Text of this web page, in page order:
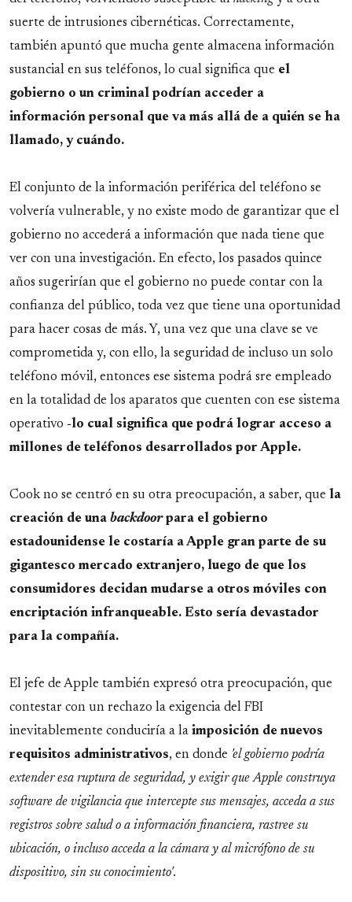
suerte de intrusiones cibernéticas. Correctamente,
también apuntó que mucha gente almacena información
sustancial en sus teléfonos, lo cual significa que el
gobierno o un criminal podrían acceder a
información personal que va más allá de a quién se ha
llamado, y cuándo.
El conjunto de la información periférica del teléfono se
volvería vulnerable, y no existe modo de garantizar que el
gobierno no accederá a información que nada tiene que
ver con una investigación. En efecto, los pasados quince
años sugerirían que el gobierno no puede contar con la
confianza del público, toda vez que tiene una oportunidad
para hacer cosas de más. Y, una vez que una clave se ve
comprometida y, con ello, la seguridad de incluso un solo
teléfono móvil, entonces ese sistema podrá sre empleado
en la totalidad de los aparatos que cuenten con ese sistema
operativo -lo cual significa que podrá lograr acceso a
millones de teléfonos desarrollados por Apple.
Cook no se centró en su otra preocupación, a saber, que la
creación de una backdoorpara el gobierno
estadounidense le costaría a Apple gran parte de su
gigantesco mercado extranjero, luego de que los
consumidores decidan mudarse a otros móviles con
encriptación infranqueable. Esto sería devastador
para la compañía.
El jefe de Apple también expresó otra preocupación, que
contestar con un rechazo la exigencia del FBI
inevitablemente conduciría a la imposición de nuevos
requisitos administrativos, en donde 'el gobierno podría
extender esa ruptura de seguridad, y exigir que Apple construya
software de vigilancia que intercepte sus mensajes, acceda a sus
registros sobre salud o a información financiera, rastree su
ubicación, o incluso acceda a la cámara y al micrófono de su
dispositivo, sin su conocimiento'.